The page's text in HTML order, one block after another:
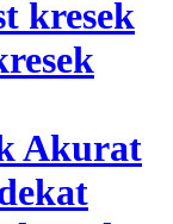
kresek
Akurat